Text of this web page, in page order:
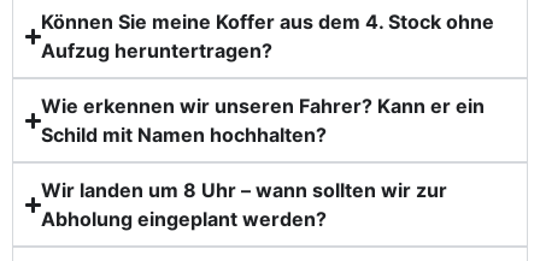
Können Sie meine Koffer aus dem 4. Stock ohne
Aufzug heruntertragen?
Wie erkennen wir unseren Fahrer? Kann er ein
Schild mit Namen hochhalten?
Wir landen um 8 Uhr – wann sollten wir zur
Abholung eingeplant werden?